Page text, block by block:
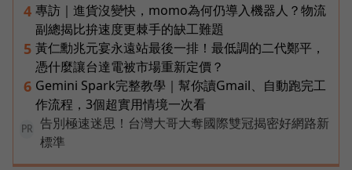
4 專訪｜進貨沒變快，momo為何仍導入機器人？物流
副總揭比拚速度更棘手的缺工難題
5 黃仁勳兆元宴永遠站最後一排！最低調的二代鄭平，
憑什麼讓台達電被市場重新定價？
6 Gemini Spark完整教學｜幫你讀Gmail、自動跑完工
作流程，3個超實用情境一次看
PR
告別極速迷思！台灣大哥大奪國際雙冠揭密好網路新
標準